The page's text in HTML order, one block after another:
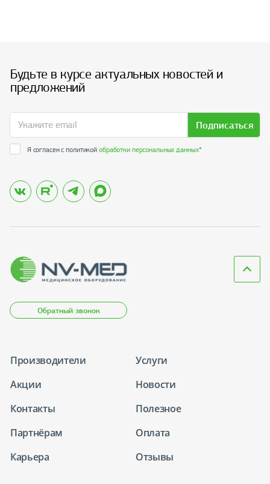
Будьте в курсе актуальных новостей и
предложений
Подписаться
Я согласен с политикойобработки персональных данных*
Обратный звонок
Производители
Услуги
Акции
Новости
Контакты
Полезное
Партнёрам
Оплата
Карьера
Отзывы